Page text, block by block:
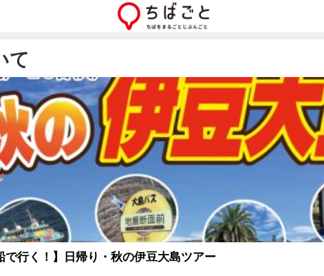
て
で行く！】日帰り・秋の伊豆大島ツアー